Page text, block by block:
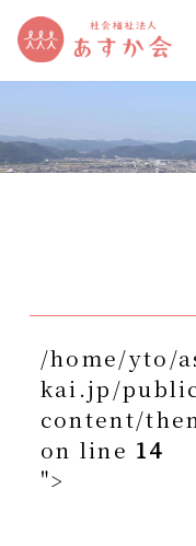
/home/yto/
kai.jp/
content/
on line 14
">